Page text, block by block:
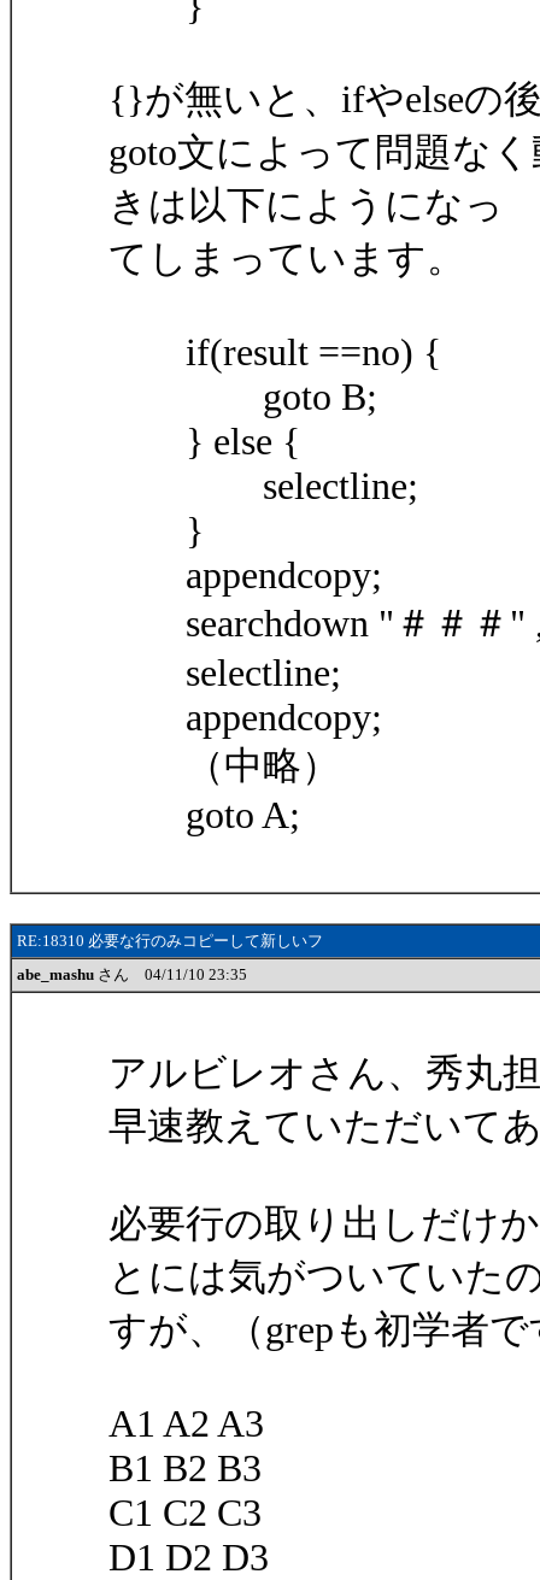
{}が無いと、ifやelseの
goto文によって問題な
きは以下にようになっ
てしまっています。
if(result ==no) {
goto B;
} else {
selectline;
}
appendcopy;
searchdown "＃＃＃" ,
selectline;
appendcopy;
（中略）
goto A;
RE:18310 必要な行のみコピーして新しいフ
abe_mashu さん 04/11/10 23:35
アルビレオさん、秀丸
早速教えていただいて
必要行の取り出しだけ
とには気がついていた
すが、（grepも初学者
A1 A2 A3
B1 B2 B3
C1 C2 C3
D1 D2 D3